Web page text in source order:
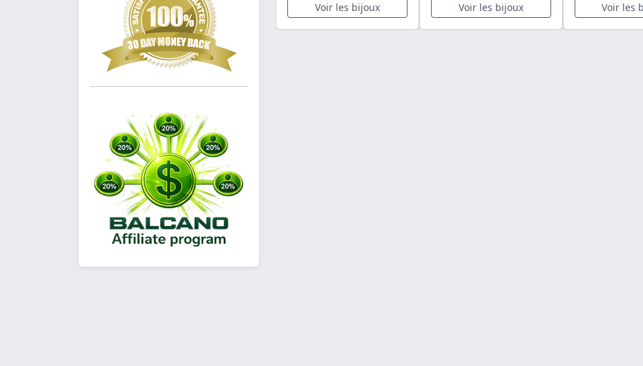
Voir les bijoux Voir les bijoux Voir les